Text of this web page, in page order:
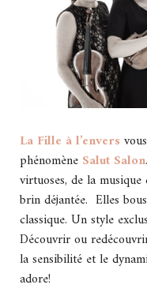
La Fille à l’envers
phénomène Salut Salon
virtuoses, de la
brin déjantée. Elles
classique. Un style
Découvrir ou
la sensibilité et le
adore!